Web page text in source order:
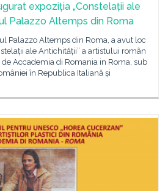
expoziția „Constelații ale
Palazzo Altemps din Roma
Palazzo Altemps din Roma, a avut loc
ale Antichității” a artistului român
Accademia di Romania in Roma, sub
în Republica Italiană și